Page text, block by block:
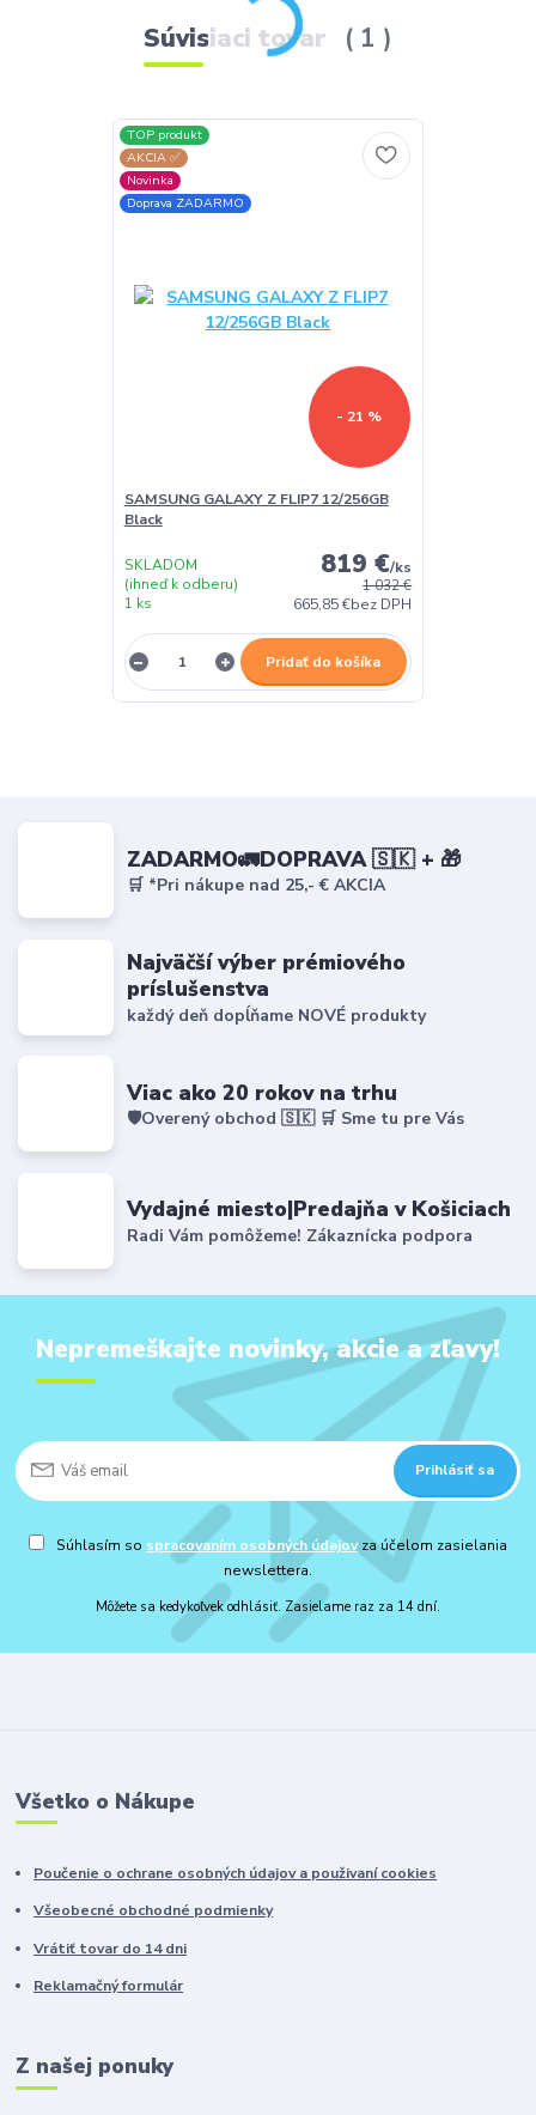
Súvisiaci tovar 1
TOP produkt
AKCIA ✅
Novinka
Doprava ZADARMO
- 21 %
SAMSUNG GALAXY Z FLIP7 12/256GB
Black
1 032 €
819 €/ks
665,85 €bez DPH
SKLADOM
(ihneď k odberu)
1 ks
Pridať do košíka
ZADARMO🚛DOPRAVA 🇸🇰 + 🎁
🛒 *Pri nákupe nad 25,- € AKCIA
Najväčší výber prémiového
príslušenstva
každý deň dopĺňame NOVÉ produkty
Viac ako 20 rokov na trhu
🛡️Overený obchod 🇸🇰 🛒 Sme tu pre Vás
Vydajné miesto|Predajňa v Košiciach
Radi Vám pomôžeme! Zákaznícka podpora
Nepremeškajte novinky, akcie a zľavy!
Prihlásiť sa
Súhlasím so spracovaním osobných údajovza účelom zasielania
newslettera.
Môžete sa kedykoľvek odhlásiť. Zasielame raz za 14 dní.
Všetko o Nákupe
Poučenie o ochrane osobných údajov a použivaní cookies
Všeobecné obchodné podmienky
Vrátiť tovar do 14 dni
Reklamačný formulár
Z našej ponuky